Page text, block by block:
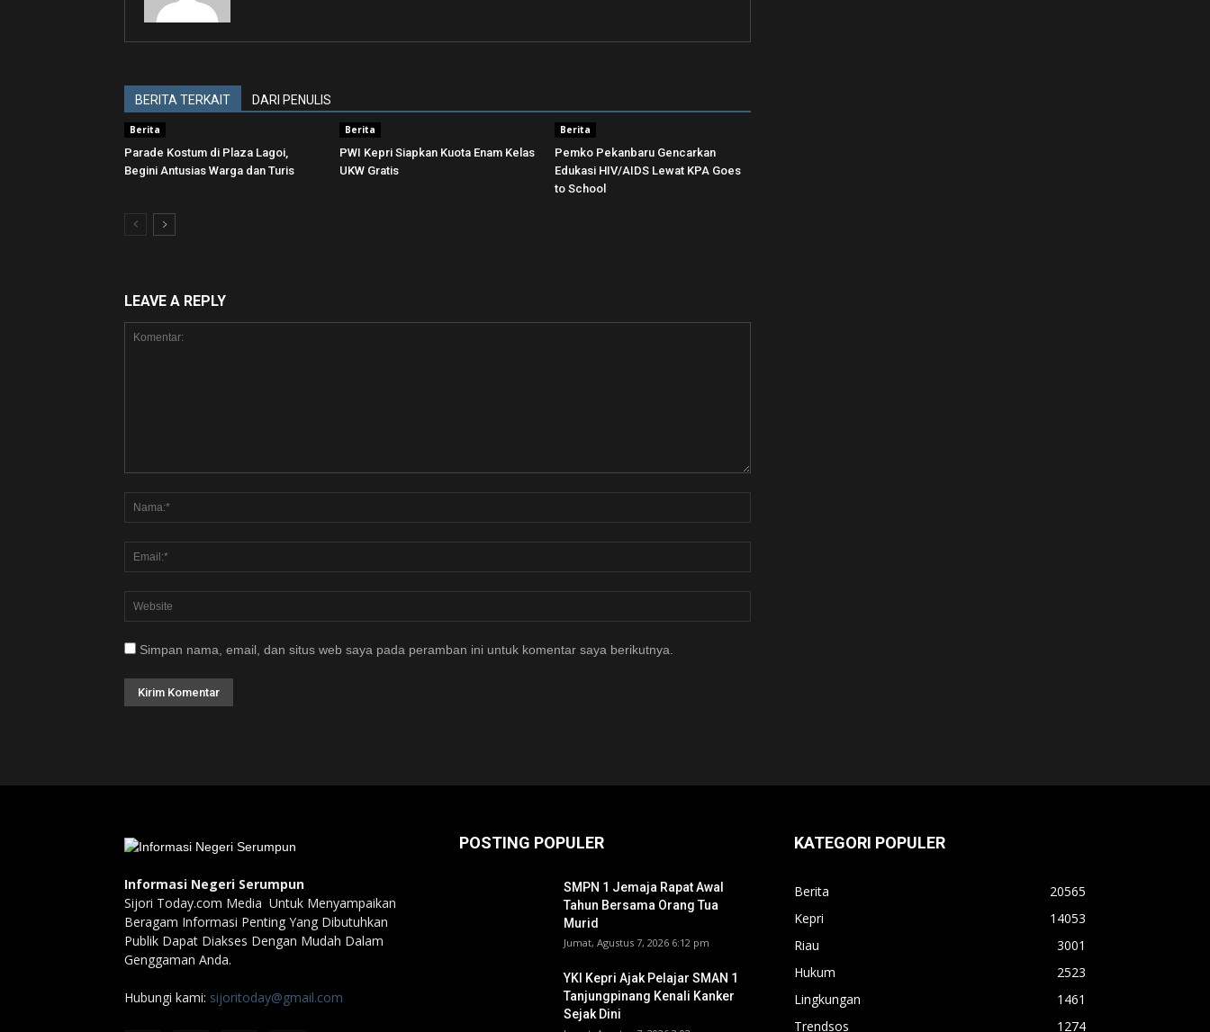
BERITA TERKAIT DARI PENULIS
Berita
Parade Kostum di Plaza Lagoi,
Begini Antusias Warga dan Turis
Berita
PWI Kepri Siapkan Kuota Enam Kelas
UKW Gratis
Berita
Pemko Pekanbaru Gencarkan
Edukasi HIV/AIDS Lewat KPA Goes
to School
LEAVE A REPLY
Simpan nama, email, dan situs web saya pada peramban ini untuk komentar saya berikutnya.
Informasi Negeri Serumpun
Sijori Today.com Media Untuk Menyampaikan
Beragam Informasi Penting Yang Dibutuhkan
Publik Dapat Diakses Dengan Mudah Dalam
Genggaman Anda.
Hubungi kami: sijoritoday@gmail.com
POSTING POPULER
SMPN 1 Jemaja Rapat Awal
Tahun Bersama Orang Tua
Murid ‎
Jumat, Agustus 7, 2026 6:12 pm
YKI Kepri Ajak Pelajar SMAN 1
Tanjungpinang Kenali Kanker
Sejak Dini
KATEGORI POPULER
Berita
20565
Kepri
14053
Riau
3001
Hukum
2523
Lingkungan
1461
Trendsos
1274